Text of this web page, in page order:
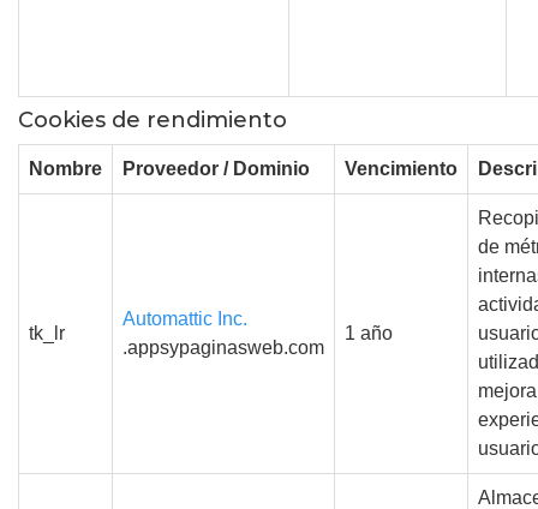
Cookies de rendimiento
Nombre Proveedor / Dominio Vencimiento
tk_lr
Automattic Inc.
.appsypaginasweb.com
1 año
de